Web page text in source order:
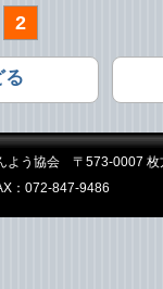
2
る
よう協会 〒573-0007 枚
：072-847-9486